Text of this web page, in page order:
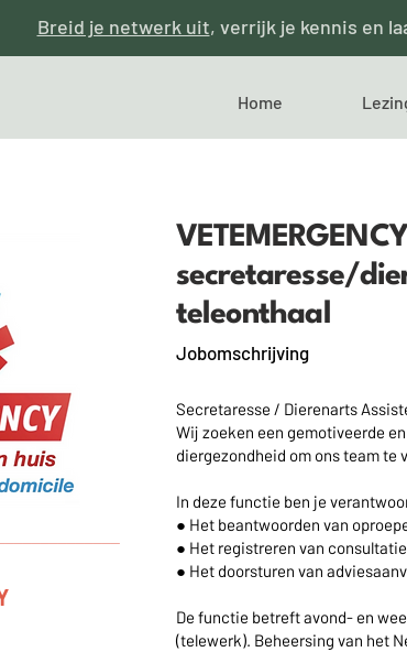
Breid je netwerk uit, verrijk je kennis en
Home
secretaresse/
teleonthaal
Jobomschrijving
Secretaresse / Dierenarts
Wij zoeken een gemotiveerde
diergezondheid om ons team te
In deze functie ben je
● Het beantwoorden van
● Het registreren van
● Het doorsturen van
De functie betreft avond- en
(telewerk). Beheersing van het